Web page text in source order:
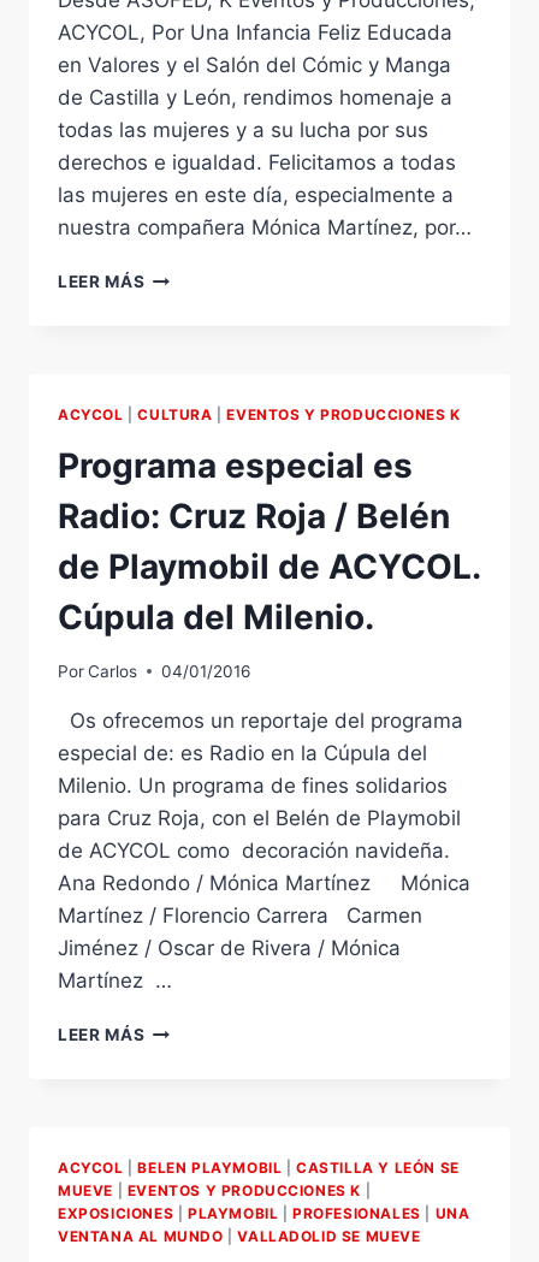
ACYCOL, Por Una Infancia Feliz Educada
en Valores y el Salón del Cómic y Manga
de Castilla y León, rendimos homenaje a
todas las mujeres y a su lucha por sus
derechos e igualdad. Felicitamos a todas
las mujeres en este día, especialmente a
nuestra compañera Mónica Martínez, por…
LEER MÁS 8
ACYCOL |CULTURA |EVENTOS Y PRODUCCIONES K
Programa especial es
Radio: Cruz Roja / Belén
de Playmobil de ACYCOL.
Cúpula del Milenio.
PorCarlos 04/01/2016
Os ofrecemos un reportaje del programa
especial de: es Radio en la Cúpula del
Milenio. Un programa de fines solidarios
para Cruz Roja, con el Belén de Playmobil
de ACYCOL como decoración navideña.
Ana Redondo / Mónica Martínez Mónica
Martínez / Florencio Carrera Carmen
Jiménez / Oscar de Rivera / Mónica
Martínez …
LEER MÁS PROGRAMA
BELÉN
DE
ACYCOL |BELEN PLAYMOBIL |CASTILLA Y LEÓN SE
MUEVE
EVENTOS Y PRODUCCIONES K
EXPOSICIONES
PLAYMOBIL |PROFESIONALES
UNA
VENTANA AL MUNDO |VALLADOLID SE MUEVE